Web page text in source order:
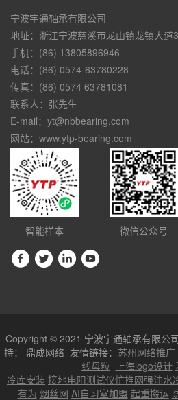
宁波宇通轴承有限公司
地址：浙江宁波慈溪市龙山镇龙镇大道
手机：(86) 13805896946
电话：(86) 0574-63780228
传真：(86) 0574 63781081
联系人：张先生
E-mail：yt@nbbearing.com
网站：www.ytp-bearing.com
智能样本 微信公众号
Copyright © 2021 宁波宇通轴承有限公
持： 鼎成网络友情链接： 苏州网络推广
线母粒
上海logo设计
冷库安装 接地电阻测试仪忙推网强油水
有为 烟丝网 AI自习室加盟 起重搬运